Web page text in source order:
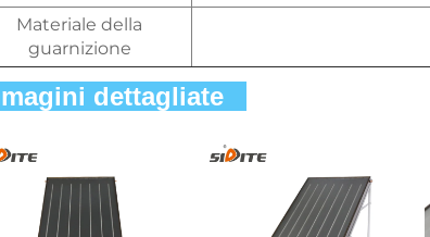
Materiale della
guarnizione
dettagliate